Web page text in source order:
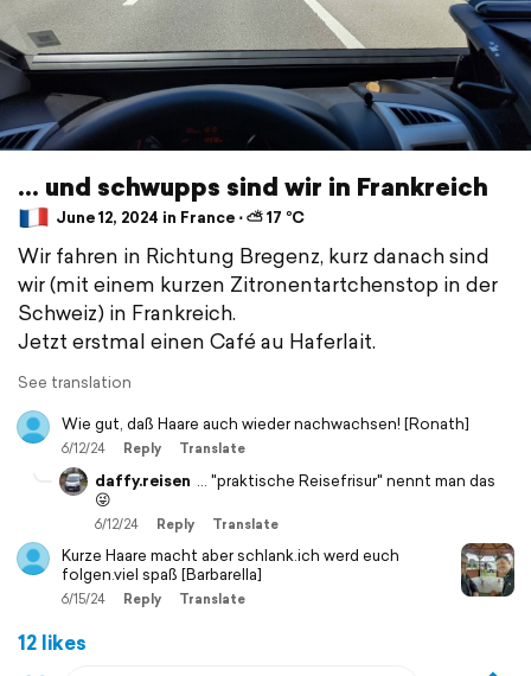
... und schwupps sind wir in Frankreich
June 12, 2024 in France ⋅ ⛅ 17 °C
Wir fahren in Richtung Bregenz, kurz danach sind
wir (mit einem kurzen Zitronentartchenstop in der
Schweiz) in Frankreich.
Jetzt erstmal einen Café au Haferlait.
See translation
Wie gut, daß Haare auch wieder nachwachsen! [Ronath]
6/12/24 Reply Translate
daffy.reisen ... "praktische Reisefrisur" nennt man das
😜
6/12/24 Reply Translate
Kurze Haare macht aber schlank.ich werd euch
folgen.viel spaß [Barbarella]
6/15/24 Reply Translate
12 likes